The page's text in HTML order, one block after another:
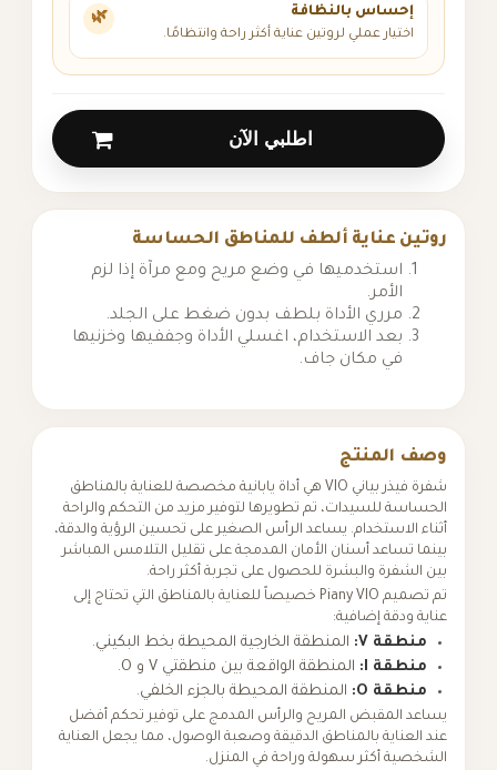
🌿 إحساس بالنظافة
اختيار عملي لروتين عناية أكثر راحة وانتظامًا.
اطلبي الآن
روتين عناية ألطف للمناطق الحساسة
استخدميها في وضع مريح ومع مرآة إذا لزم
الأمر.
مرري الأداة بلطف بدون ضغط على الجلد.
بعد الاستخدام، اغسلي الأداة وجففيها وخزنيها
في مكان جاف.
وصف المنتج
شفرة فيذر بياني VIO هي أداة يابانية مخصصة للعناية بالمناطق
الحساسة للسيدات، تم تطويرها لتوفير مزيد من التحكم والراحة
أثناء الاستخدام. يساعد الرأس الصغير على تحسين الرؤية والدقة،
بينما تساعد أسنان الأمان المدمجة على تقليل التلامس المباشر
بين الشفرة والبشرة للحصول على تجربة أكثر راحة.
تم تصميم Piany VIO خصيصاً للعناية بالمناطق التي تحتاج إلى
عناية ودقة إضافية:
منطقة V:
المنطقة الخارجية المحيطة بخط البكيني.
منطقة I:
المنطقة الواقعة بين منطقتي V و O.
منطقة O:
المنطقة المحيطة بالجزء الخلفي.
يساعد المقبض المريح والرأس المدمج على توفير تحكم أفضل
عند العناية بالمناطق الدقيقة وصعبة الوصول، مما يجعل العناية
الشخصية أكثر سهولة وراحة في المنزل.